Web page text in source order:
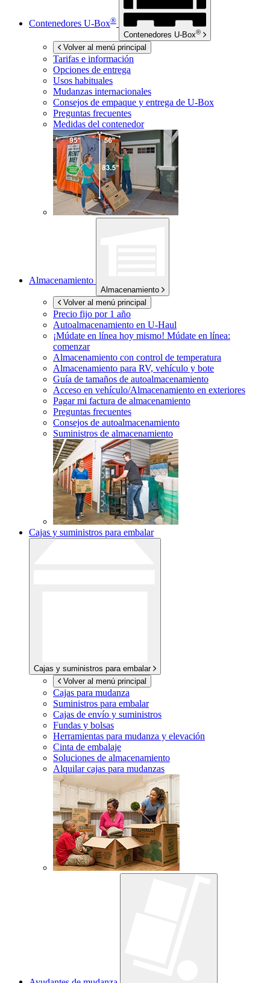
Contenedores U-Box®
Contenedores U-Box®
Volver al menú principal
Tarifas e información
Opciones de entrega
Usos habituales
Mudanzas internacionales
Consejos de empaque y entrega de U-Box
Preguntas frecuentes
Medidas del contenedor
Almacenamiento
Almacenamiento
Volver al menú principal
Precio fijo por 1 año
Autoalmacenamiento en U-Haul
¡Múdate en línea hoy mismo! Múdate en línea:
comenzar
Almacenamiento con control de temperatura
Almacenamiento para RV, vehículo y bote
Guía de tamaños de autoalmacenamiento
Acceso en vehículo/Almacenamiento en exteriores
Pagar mi factura de almacenamiento
Preguntas frecuentes
Consejos de autoalmacenamiento
Suministros de almacenamiento
Cajas y suministros para embalar
Cajas y suministros para embalar
Volver al menú principal
Cajas para mudanza
Suministros para embalar
Cajas de envío y suministros
Fundas y bolsas
Herramientas para mudanza y elevación
Cinta de embalaje
Soluciones de almacenamiento
Alquilar cajas para mudanzas